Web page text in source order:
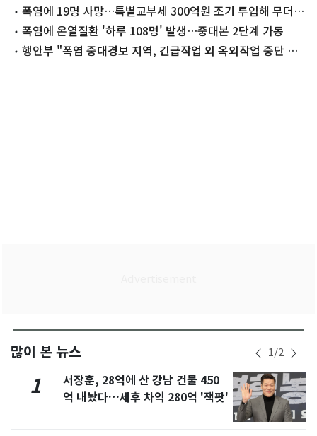
폭염에 19명 사망…특별교부세 300억원 조기 투입해 무더위
쉼터 확충
폭염에 온열질환 '하루 108명' 발생…중대본 2단계 가동
행안부 "폭염 중대경보 지역, 긴급작업 외 옥외작업 중단 지
많이 본 뉴스 1/2
1
서장훈, 28억에 산 강남 건물 450
억 내놨다…세후 차익 280억 '잭팟'